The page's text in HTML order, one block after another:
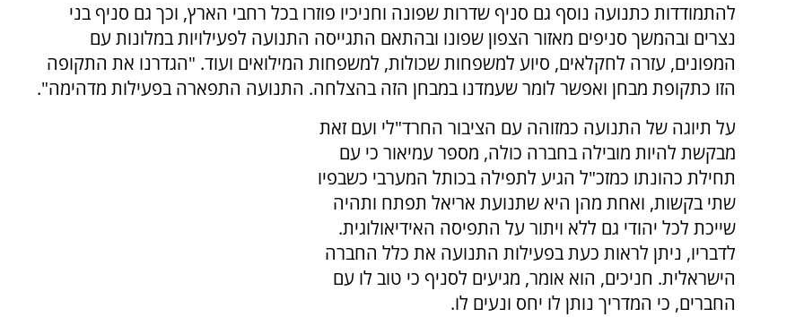
להתמודדות כתנועה נוסף גם סניף שדרות שפונה וחניכיו פוזרו בכל רחבי הארץ, וכך גם סניף בני
נצרים ובהמשך סניפים מאזור הצפון שפונו ובהתאם התגייסה התנועה לפעילויות במלונות עם
המפונים, עזרה לחקלאים, סיוע למשפחות שכולות, למשפחות המילואים ועוד. "הגדרנו את התקופה
הזו כתקופת מבחן ואפשר לומר שעמדנו במבחן הזה בהצלחה. התנועה התפארה בפעילות מדהימה".
על תיוגה של התנועה כמזוהה עם הציבור החרד"לי ועם זאת
מבקשת להיות מובילה בחברה כולה, מספר עמיאור כי עם
תחילת כהונתו כמזכ"ל הגיע לתפילה בכותל המערבי כשבפיו
שתי בקשות, ואחת מהן היא שתנועת אריאל תפתח ותהיה
שייכת לכל יהודי גם ללא ויתור על התפיסה האידיאולוגית.
לדבריו, ניתן לראות כעת בפעילות התנועה את כלל החברה
הישראלית. חניכים, הוא אומר, מגיעים לסניף כי טוב לו עם
החברים, כי המדריך נותן לו יחס ונעים לו.